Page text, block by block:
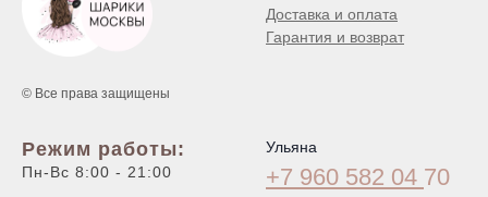
© Все права защищены
Доставка и оплата
Гарантия и возврат
Режим работы:
Пн-Вс 8:00 - 21:00
Ульяна
+7 960 582 04 70